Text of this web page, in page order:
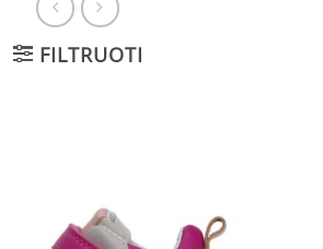
FILTRUOTI